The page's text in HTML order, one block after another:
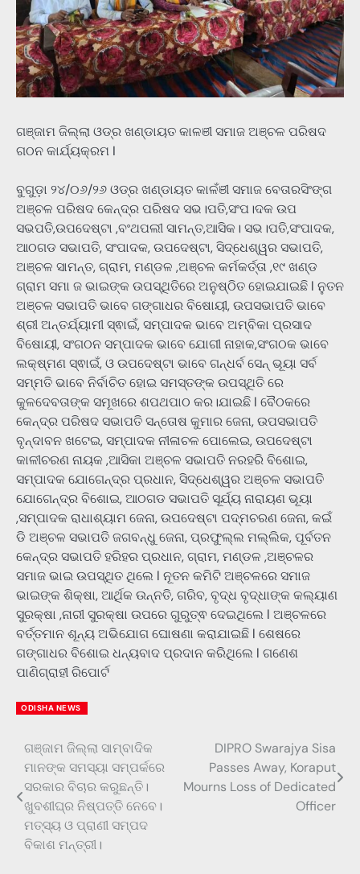
ଗଞ୍ଜାମ ଜିଲ୍ଲା ଓଡ୍ର ଖଣ୍ଡାୟତ କାଳଞୀ ସମାଜ ଅଞ୍ଚଳ ପରିଷଦ
ଗଠନ କାର୍ଯ୍ୟକ୍ରମ I
ବୁଗୁଡ଼ା ୨୪/୦୬/୨୬ ଓଡ୍ର ଖଣ୍ଡାୟତ କାଳଁଞୀ ସମାଜ ବେତାରସିଂଙ୍ଗ
ଅଞ୍ଚଳ ପରିଷଦ କେନ୍ଦ୍ର ପରିଷଦ ସଭ।ପତି,ସଂପ।ଦକ ଉପ
ସଭପତି,ଉପଦେଷ୍ଟା ,ବଂଥପଲୀ ସାମନ୍ତ,ଆସିକ। ସଭ।ପତି,ସଂପାଦକ,
ଆଠଗଡ ସଭାପତି, ସଂପାଦକ, ଉପଦେଷ୍ଟା, ସିଦ୍ଧେଶ୍ୱର ସଭାପତି,
ଅଞ୍ଚଳ ସାମନ୍ତ, ଗ୍ରାମ, ମଣ୍ଡଳ ,ଅଞ୍ଚଳ କର୍ମକର୍ତ୍ତା ,୧୯ ଖଣ୍ଡ
ଗ୍ରାମ ସମା ଜ ଭାଇଙ୍କ ଉପସ୍ଥିତିରେ ଅନୁଷ୍ଠିତ ହୋଇଯାଇଛି l ନୁତନ
ଅଞ୍ଚଳ ସଭାପତି ଭାବେ ଗଙ୍ଗାଧର ବିଷୋୟୀ, ଉପସଭାପତି ଭାବେ
ଶ୍ରୀ ଅନ୍ତର୍ଯ୍ୟାମୀ ସ୍ଵାଇଁ, ସମ୍ପାଦକ ଭାବେ ଅମ୍ବିକା ପ୍ରସାଦ
ବିଷୋୟୀ, ସଂଗଠନ ସମ୍ପାଦକ ଭାବେ ଯୋଗୀ ନାହାକ,ସଂଗଠକ ଭାବେ
ଲକ୍ଷ୍ମଣ ସ୍ଵାଇଁ, ଓ ଉପଦେଷ୍ଟା ଭାବେ ଗନ୍ଧର୍ବ ସେନ୍ ଭୂୟା ସର୍ବ
ସମ୍ମତି ଭାବେ ନିର୍ବାଚିତ ହୋଇ ସମସ୍ତଙ୍କ ଉପସ୍ଥିତି ରେ
କୁଳଦେବତାଙ୍କ ସମୂଖରେ ଶପଥପାଠ କର।ଯାଇଛି l ବୈଠକରେ
କେନ୍ଦ୍ର ପରିଷଦ ସଭାପତି ସନ୍ତୋଷ କୁମାର ଜେନା, ଉପସଭାପତି
ବୃନ୍ଦାବନ ଖଟେଇ, ସମ୍ପାଦକ ନୀଳାଚଳ ପୋଲେଇ, ଉପଦେଷ୍ଟା
କାଳୀଚରଣ ନାୟକ ,ଆସିକା ଅଞ୍ଚଳ ସଭାପତି ନରହରି ବିଶୋଇ,
ସମ୍ପାଦକ ଯୋଗେନ୍ଦ୍ର ପ୍ରଧାନ, ସିଦ୍ଧେଶ୍ୱର ଅଞ୍ଚଳ ସଭାପତି
ଯୋଗେନ୍ଦ୍ର ବିଶୋଇ, ଆଠଗଡ ସଭାପତି ସୂର୍ଯ୍ୟ ନାରାୟଣ ଭୂୟା
,ସମ୍ପାଦକ ରାଧାଶ୍ୟାମ ଜେନା, ଉପଦେଷ୍ଟା ପଦ୍ମଚରଣ ଜେନା, କଇଁ
ଡି ଅଞ୍ଚଳ ସଭାପତି ଜଗବନ୍ଧୁ ଜେନା, ପ୍ରଫୁଲ୍ଲ ମଲ୍ଲିକ, ପୂର୍ବତନ
କେନ୍ଦ୍ର ସଭାପତି ହରିହର ପ୍ରଧାନ, ଗ୍ରାମ, ମଣ୍ଡଳ ,ଅଞ୍ଚଳର
ସମାଜ ଭାଇ ଉପସ୍ଥିତ ଥିଲେ l ନୂତନ କମିଟି ଅଞ୍ଚଳରେ ସମାଜ
ଭାଇଙ୍କ ଶିକ୍ଷା, ଆର୍ଥିକ ଉନ୍ନତି, ଗରିବ, ବୃଦ୍ଧ ବୃଦ୍ଧାଙ୍କ କଲ୍ୟାଣ
ସୁରକ୍ଷା ,ନାରୀ ସୁରକ୍ଷା ଉପରେ ଗୁରୁତ୍ଵ ଦେଇଥିଲେ l ଅଞ୍ଚଳରେ
ବର୍ତ୍ତମାନ ଶୂନ୍ୟ ଅଭିଯୋଗ ଘୋଷଣା କରାଯାଇଛି l ଶେଷରେ
ଗଙ୍ଗାଧର ବିଶୋଇ ଧନ୍ୟବାଦ ପ୍ରଦାନ କରିଥିଲେ l ଗଣେଶ
ପାଣିଗ୍ରାହୀ ରିପୋର୍ଟ
ODISHA NEWS
Post
navigation
ଗଞ୍ଜାମ ଜିଲ୍ଲା ସାମ୍ବାଦିକ
ମାନଙ୍କ ସମସ୍ୟା ସମ୍ପର୍କରେ
ସରକାର ବିଚାର କରୁଛନ୍ତି।
ଖୁବଶୀଘ୍ର ନିଷ୍ପତ୍ତି ନେବେ।
ମତ୍ସ୍ୟ ଓ ପ୍ରାଣୀ ସମ୍ପଦ
ବିକାଶ ମନ୍ତ୍ରୀ।
DIPRO Swarajya Sisa
Passes Away, Koraput
Mourns Loss of Dedicated
Officer